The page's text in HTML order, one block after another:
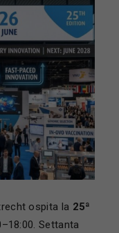
ospita la 25ª
Settanta